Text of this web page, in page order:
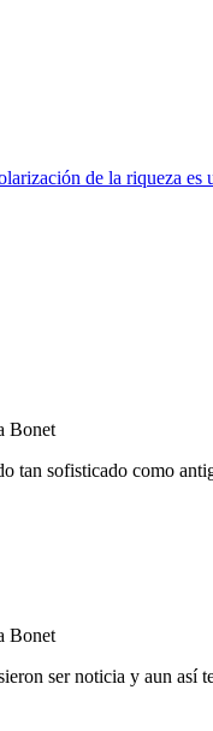
de la riqueza es
Bonet
tan sofisticado como
Bonet
ser noticia y aun